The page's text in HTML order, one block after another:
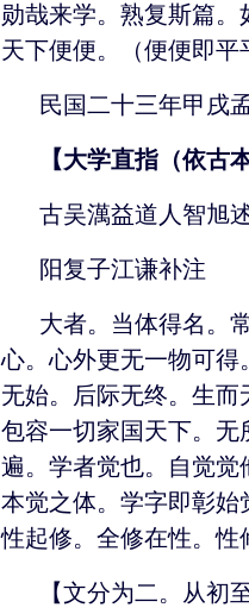
勋哉来学。熟复斯篇
天下便便。（便便即平
民国二十三年甲戌
【大学直指（依古
古吴澫益道人智旭
阳复子江谦补注
大者。当体得名。
心。心外更无一物可
无始。后际无终。生
包容一切家国天下。
遍。学者觉也。自觉
本觉之体。学字即彰
性起修。全修在性。性
【文分为二。从初